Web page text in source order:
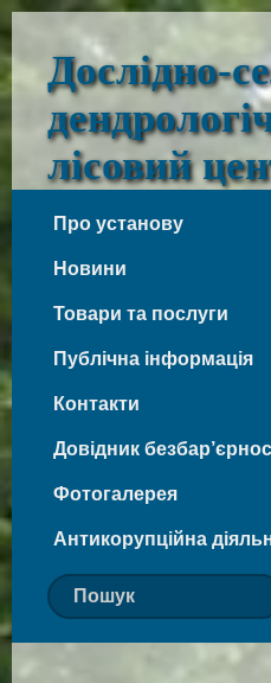
Дослідно-
лісовий
Веселі Боковеньки
Про установу
Новини
Товари та послуги
Публічна інформація
Контакти
Довідник
Фотогалерея
Антикорупційна